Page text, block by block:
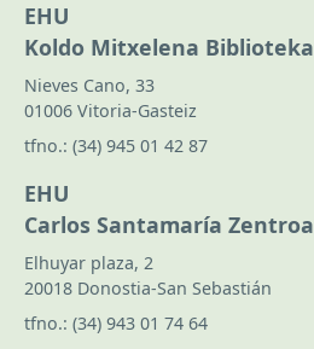
EHU
Koldo Mitxelena Biblioteka
Nieves Cano, 33
01006 Vitoria-Gasteiz
tfno.: (34) 945 01 42 87
EHU
Carlos Santamaría Zentroa
Elhuyar plaza, 2
20018 Donostia-San Sebastián
tfno.: (34) 943 01 74 64